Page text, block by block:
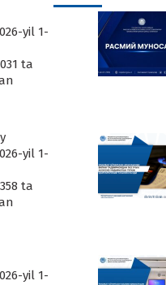
yil 1-
ta
yil 1-
ta
yil 1-